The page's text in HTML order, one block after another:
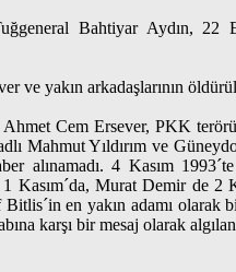
Bahtiyar Aydın,
ve yakın arkadaşlarının
Cem Ersever, PKK
Mahmut Yıldırım ve
alınamadı. 4 Kasım
Kasım´da, Murat Demir de 2
en yakın adamı
karşı bir mesaj olarak